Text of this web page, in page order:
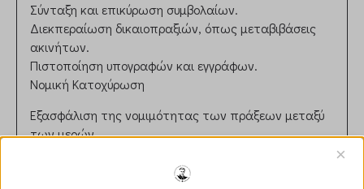
Σύνταξη και επικύρωση συμβολαίων.
Διεκπεραίωση δικαιοπραξιών, όπως μεταβιβάσεις
ακινήτων.
Πιστοποίηση υπογραφών και εγγράφων.
Νομική Κατοχύρωση
Εξασφάλιση της νομιμότητας των πράξεων μεταξύ
των μερών.
×